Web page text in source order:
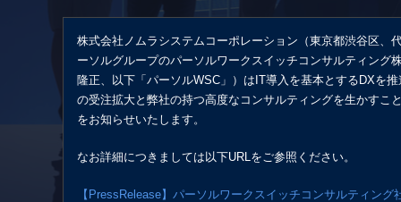
株式会社ノムラシステムコーポレーション（東京都渋谷区
ーソルグループのパーソルワークスイッチコンサルティング
隆正、以下「パーソルWSC」）はIT導入を基本とするDXを
の受注拡大と弊社の持つ高度なコンサルティングを生かすこ
をお知らせいたします。
なお詳細につきましては以下URLをご参照ください。
【PressRelease】パーソルワークスイッチコンサルティン